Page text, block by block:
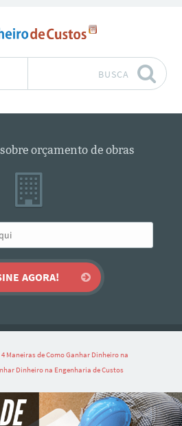
BUSCA
orçamento de obras
4 Maneiras de Como Ganhar Dinheiro na
Dinheiro na Engenharia de Custos